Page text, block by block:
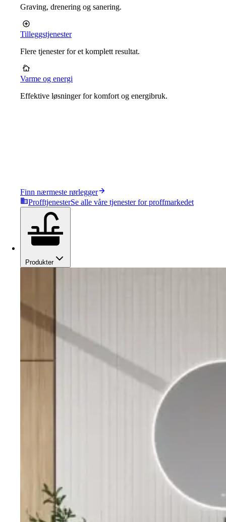
Graving, drenering og sanering.
Tilleggstjenester
Flere tjenester for et komplett resultat.
Varme og energi
Effektive løsninger for komfort og energibruk.
Finn nærmeste rørlegger
ProfftjenesterSe alle våre tjenester for proffmarkedet
Produkter